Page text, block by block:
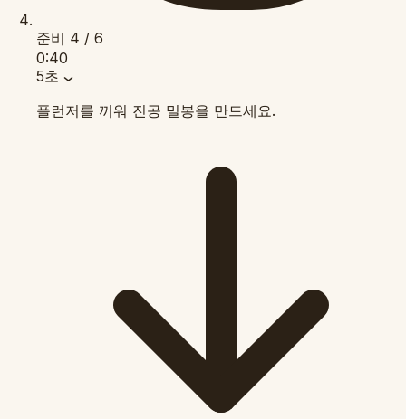
준비 4 / 6
0:40
5초
플런저를 끼워 진공 밀봉을 만드세요.